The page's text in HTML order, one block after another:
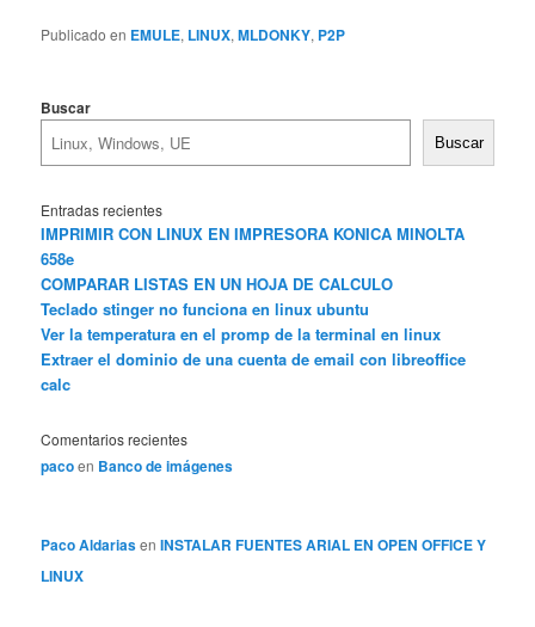
Publicado en EMULE, LINUX,MLDONKY, P2P
Buscar
Buscar
Entradas recientes
IMPRIMIR CON LINUX EN IMPRESORA KONICA MINOLTA
658e
COMPARAR LISTAS EN UN HOJA DE CALCULO
Teclado stinger no funciona en linux ubuntu
Ver la temperatura en el promp de la terminal en linux
Extraer el dominio de una cuenta de email con libreoffice
calc
Comentarios recientes
pacoen Banco de imágenes
Paco AldariasenINSTALAR FUENTES ARIAL EN OPEN OFFICE Y
LINUX